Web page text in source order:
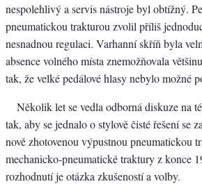
nespolehlivý a servis nástroje byl obtížný.
pneumatickou trakturou zvolil příliš
nesnadnou regulaci. Varhanní skříň byla
absence volného místa znemožňovala
tak, že velké pedálové hlasy nebylo možné
Několik let se vedla odborná diskuze na
tak, aby se jednalo o stylově čisté řešení se
nově zhotovenou výpustnou pneumatickou
mechanicko-pneumatické traktury z konce
rozhodnutí je otázka zkušeností a volby.